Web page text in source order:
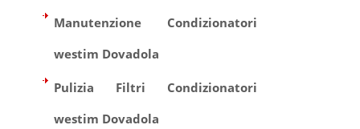
Manutenzione Condizionatori
westim Dovadola
Pulizia Filtri Condizionatori
westim Dovadola